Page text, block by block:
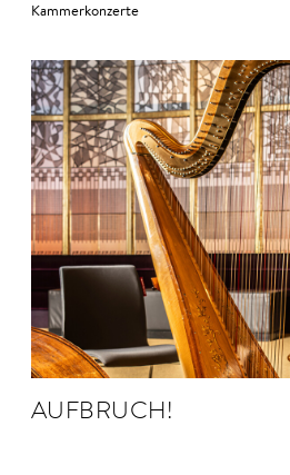
Kammerkonzerte
AUFBRUCH!